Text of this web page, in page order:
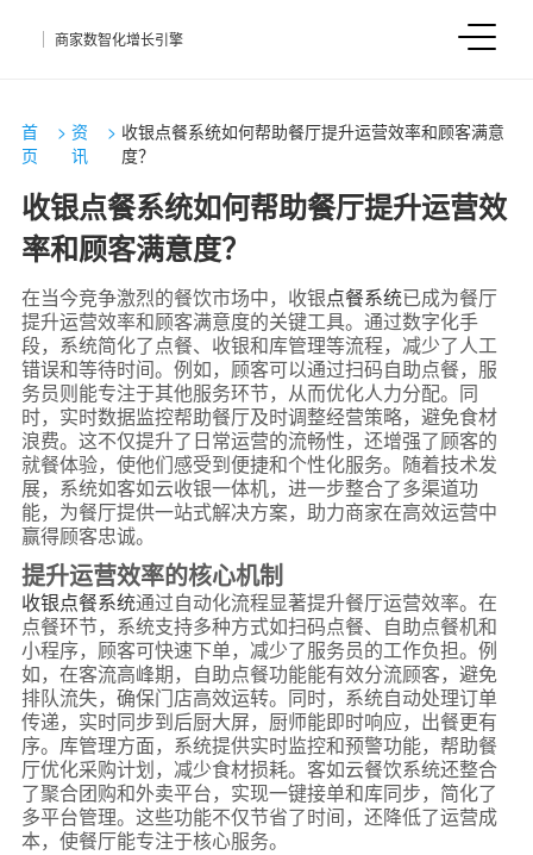
商家数智化增长引擎
首
页
>资
讯
> 收银点餐系统如何帮助餐厅提升运营效率和顾客满意
度？
收银点餐系统如何帮助餐厅提升运营效
率和顾客满意度？
在当今竞争激烈的餐饮市场中，收银点餐系统已成为餐厅
提升运营效率和顾客满意度的关键工具。通过数字化手
段，系统简化了点餐、收银和库管理等流程，减少了人工
错误和等待时间。例如，顾客可以通过扫码自助点餐，服
务员则能专注于其他服务环节，从而优化人力分配。同
时，实时数据监控帮助餐厅及时调整经营策略，避免食材
浪费。这不仅提升了日常运营的流畅性，还增强了顾客的
就餐体验，使他们感受到便捷和个性化服务。随着技术发
展，系统如客如云收银一体机，进一步整合了多渠道功
能，为餐厅提供一站式解决方案，助力商家在高效运营中
赢得顾客忠诚。
提升运营效率的核心机制
收银点餐系统通过自动化流程显著提升餐厅运营效率。在
点餐环节，系统支持多种方式如扫码点餐、自助点餐机和
小程序，顾客可快速下单，减少了服务员的工作负担。例
如，在客流高峰期，自助点餐功能能有效分流顾客，避免
排队流失，确保门店高效运转。同时，系统自动处理订单
传递，实时同步到后厨大屏，厨师能即时响应，出餐更有
序。库管理方面，系统提供实时监控和预警功能，帮助餐
厅优化采购计划，减少食材损耗。客如云餐饮系统还整合
了聚合团购和外卖平台，实现一键接单和库同步，简化了
多平台管理。这些功能不仅节省了时间，还降低了运营成
本，使餐厅能专注于核心服务。